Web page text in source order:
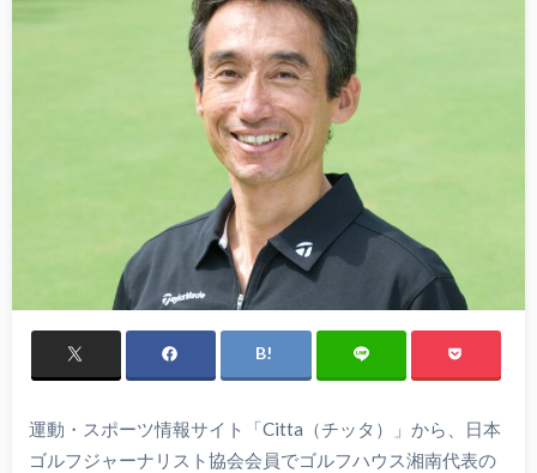
運動・スポーツ情報サイト「Citta（チッタ）」から、日本
ゴルフジャーナリスト協会会員でゴルフハウス湘南代表の